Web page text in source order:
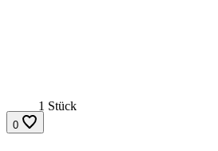
1 Stück
0